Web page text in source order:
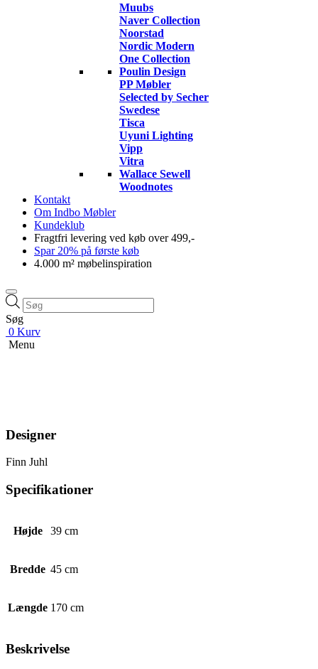
Muubs
Naver Collection
Noorstad
Nordic Modern
One Collection
Poulin Design
PP Møbler
Selected by Secher
Swedese
Tisca
Uyuni Lighting
Vipp
Vitra
Wallace Sewell
Woodnotes
Kontakt
Om Indbo Møbler
Kundeklub
Fragtfri levering ved køb over 499,-
Spar 20% på første køb
4.000 m² møbelinspiration
Products
search
Søg
0 Kurv
Menu
Designer
Finn Juhl
Specifikationer
Højde 39 cm
Bredde 45 cm
Længde 170 cm
Beskrivelse